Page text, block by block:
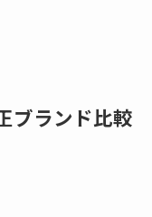
ブランド比較